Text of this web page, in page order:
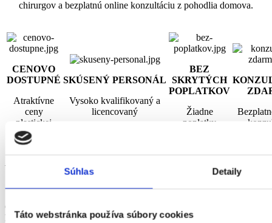
Súhlas Detaily
Táto webstránka používa súbory cookies
chirurgov a bezplatnú online konzultáciu z pohodlia domova.
CENOVO
DOSTUPNÉ
Atraktívne
ceny
plastickej
chirurgie
SKÚSENÝ PERSONÁL
Vysoko kvalifikovaný a
licencovaný
BEZ
SKRYTÝCH
POPLATKOV
Žiadne
poplatky
Využite konzultáciu zdarma
Online konzultácie sú zadarmo a sú nezáväzné. Najskôr Vám do 24
hodín zašleme email s detailami o procedúre, o ktorú máte záujem